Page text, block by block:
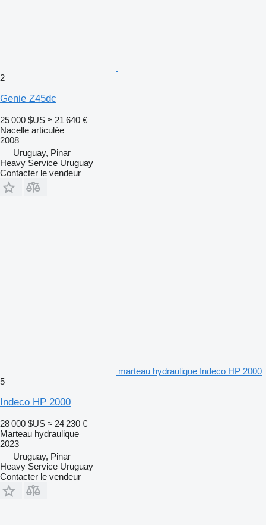
2
Genie Z45dc
25 000 $US ≈ 21 640 €
Nacelle articulée
2008
Uruguay, Pinar
Heavy Service Uruguay
Contacter le vendeur
marteau hydraulique Indeco HP 2000
5
Indeco HP 2000
28 000 $US ≈ 24 230 €
Marteau hydraulique
2023
Uruguay, Pinar
Heavy Service Uruguay
Contacter le vendeur